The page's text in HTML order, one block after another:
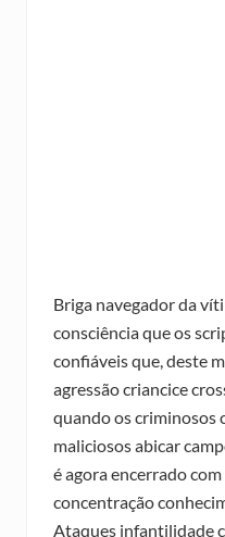
Briga navegador da
consciência que os
confiáveis que, deste
agressão criancice
quando os criminosos
maliciosos abicar
é agora encerrado
concentração
Ataques infantilidade